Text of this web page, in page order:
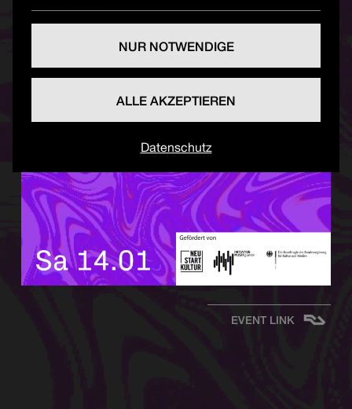
EVENT LINK
NUR NOTWENDIGE
ALLE AKZEPTIEREN
Datenschutz